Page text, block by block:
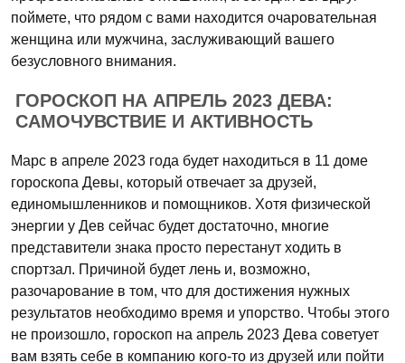
поймете, что рядом с вами находится очаровательная
женщина или мужчина, заслуживающий вашего
безусловного внимания.
ГОРОСКОП НА АПРЕЛЬ 2023 ДЕВА:
САМОЧУВСТВИЕ И АКТИВНОСТЬ
Марс в апреле 2023 года будет находиться в 11 доме
гороскопа Девы, который отвечает за друзей,
единомышленников и помощников. Хотя физической
энергии у Дев сейчас будет достаточно, многие
представители знака просто перестанут ходить в
спортзал. Причиной будет лень и, возможно,
разочарование в том, что для достижения нужных
результатов необходимо время и упорство. Чтобы этого
не произошло, гороскоп на апрель 2023 Дева советует
вам взять себе в компанию кого-то из друзей или пойти